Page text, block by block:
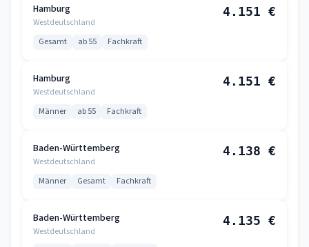
Hamburg
Westdeutschland
4.151 €
Gesamt ab 55 Fachkraft
Hamburg
Westdeutschland
4.151 €
Männer ab 55 Fachkraft
Baden-Württemberg
Westdeutschland
4.138 €
Männer Gesamt Fachkraft
Baden-Württemberg
Westdeutschland
4.135 €